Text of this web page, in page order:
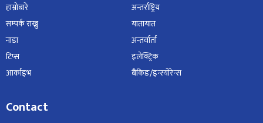
हाम्रोबारे
सम्पर्क राख्नु
नाडा
टिप्स
आर्काइभ
अन्तर्राष्ट्रिय
यातायात
अन्तर्वार्ता
इलेक्ट्रिक
बैंकिङ/इन्स्योरेन्स
Contact